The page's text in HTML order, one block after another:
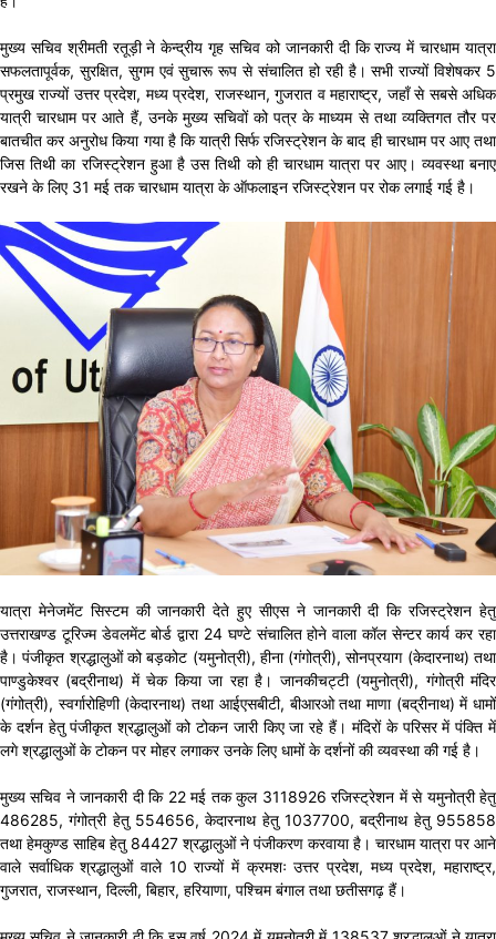
मुख्य सचिव श्रीमती रतूड़ी ने केन्द्रीय गृह सचिव को जानकारी दी कि राज्य में चारधाम यात्रा
सफलतापूर्वक, सुरक्षित, सुगम एवं सुचारू रूप से संचालित हो रही है। सभी राज्यों विशेषकर 5
प्रमुख राज्यों उत्तर प्रदेश, मध्य प्रदेश, राजस्थान, गुजरात व महाराष्ट्र, जहाँ से सबसे अधिक
यात्री चारधाम पर आते हैं, उनके मुख्य सचिवों को पत्र के माध्यम से तथा व्यक्तिगत तौर पर
बातचीत कर अनुरोध किया गया है कि यात्री सिर्फ रजिस्ट्रेशन के बाद ही चारधाम पर आए तथा
जिस तिथी का रजिस्ट्रेशन हुआ है उस तिथी को ही चारधाम यात्रा पर आए। व्यवस्था बनाए
रखने के लिए 31 मई तक चारधाम यात्रा के ऑफलाइन रजिस्ट्रेशन पर रोक लगाई गई है।
यात्रा मेनेजमेंट सिस्टम की जानकारी देते हुए सीएस ने जानकारी दी कि रजिस्ट्रेशन हेतु
उत्तराखण्ड टूरिज्म डेवलमेंट बोर्ड द्वारा 24 घण्टे संचालित होने वाला कॉल सेन्टर कार्य कर रहा
है। पंजीकृत श्रद्धालुओं को बड़कोट (यमुनोत्री), हीना (गंगोत्री), सोनप्रयाग (केदारनाथ) तथा
पाण्डुकेश्वर (बद्रीनाथ) में चेक किया जा रहा है। जानकीचट्टी (यमुनोत्री), गंगोत्री मंदिर
(गंगोत्री), स्वर्गारोहिणी (केदारनाथ) तथा आईएसबीटी, बीआरओ तथा माणा (बद्रीनाथ) में धामों
के दर्शन हेतु पंजीकृत श्रद्धालुओं को टोकन जारी किए जा रहे हैं। मंदिरों के परिसर में पंक्ति में
लगे श्रद्धालुओं के टोकन पर मोहर लगाकर उनके लिए धामों के दर्शनों की व्यवस्था की गई है।
मुख्य सचिव ने जानकारी दी कि 22 मई तक कुल 3118926 रजिस्ट्रेशन में से यमुनोत्री हेतु
486285, गंगोत्री हेतु 554656, केदारनाथ हेतु 1037700, बद्रीनाथ हेतु 955858
तथा हेमकुण्ड साहिब हेतु 84427 श्रद्धालुओं ने पंजीकरण करवाया है। चारधाम यात्रा पर आने
वाले सर्वाधिक श्रद्धालुओं वाले 10 राज्यों में क्रमशः उत्तर प्रदेश, मध्य प्रदेश, महाराष्ट्र,
गुजरात, राजस्थान, दिल्ली, बिहार, हरियाणा, पश्चिम बंगाल तथा छतीसगढ़ हैं।